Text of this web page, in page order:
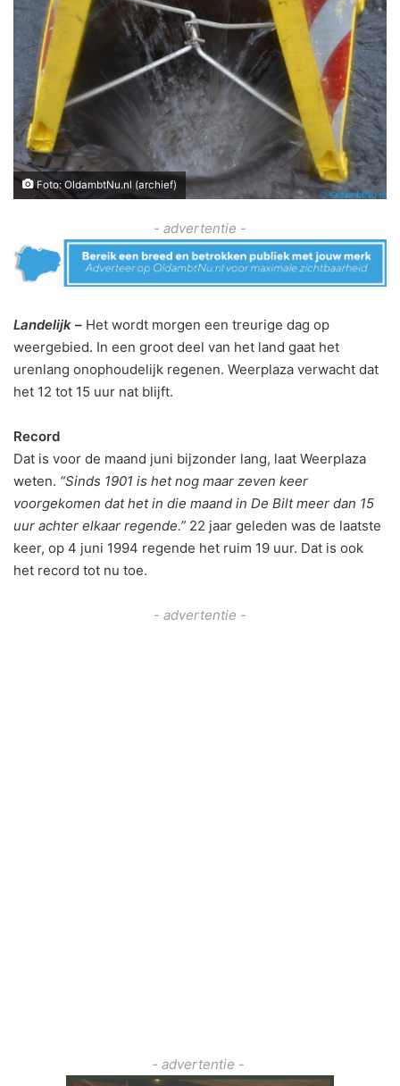
Foto: OldambtNu.nl (archief)
- advertentie -
Landelijk – Het wordt morgen een treurige dag op
weergebied. In een groot deel van het land gaat het
urenlang onophoudelijk regenen. Weerplaza verwacht dat
het 12 tot 15 uur nat blijft.
Record
Dat is voor de maand juni bijzonder lang, laat Weerplaza
weten. “Sinds 1901 is het nog maar zeven keer
voorgekomen dat het in die maand in De Bilt meer dan 15
uur achter elkaar regende.” 22 jaar geleden was de laatste
keer, op 4 juni 1994 regende het ruim 19 uur. Dat is ook
het record tot nu toe.
- advertentie -
- advertentie -